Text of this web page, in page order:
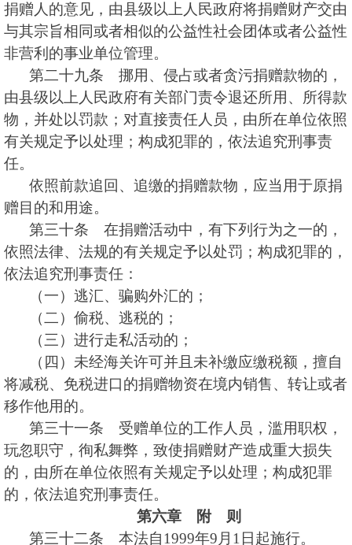
捐赠人的意见，由县级以上人民政府将捐赠财产交由
与其宗旨相同或者相似的公益性社会团体或者公益性
非营利的事业单位管理。
第二十九条 挪用、侵占或者贪污捐赠款物的，
由县级以上人民政府有关部门责令退还所用、所得款
物，并处以罚款；对直接责任人员，由所在单位依照
有关规定予以处理；构成犯罪的，依法追究刑事责
任。
依照前款追回、追缴的捐赠款物，应当用于原捐
赠目的和用途。
第三十条 在捐赠活动中，有下列行为之一的，
依照法律、法规的有关规定予以处罚；构成犯罪的，
依法追究刑事责任：
（一）逃汇、骗购外汇的；
（二）偷税、逃税的；
（三）进行走私活动的；
（四）未经海关许可并且未补缴应缴税额，擅自
将减税、免税进口的捐赠物资在境内销售、转让或者
移作他用的。
第三十一条 受赠单位的工作人员，滥用职权，
玩忽职守，徇私舞弊，致使捐赠财产造成重大损失
的，由所在单位依照有关规定予以处理；构成犯罪
的，依法追究刑事责任。
第六章 附 则
第三十二条 本法自1999年9月1日起施行。